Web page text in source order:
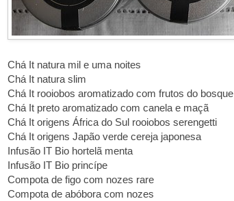
Chá It natura mil e uma noites
Chá It natura slim
Chá It rooiobos aromatizado com frutos do bosque
Chá It preto aromatizado com canela e maçã
Chá It origens África do Sul rooiobos serengetti
Chá It origens Japão verde cereja japonesa
Infusão IT Bio hortelã menta
Infusão IT Bio princípe
Compota de figo com nozes rare
Compota de abóbora com nozes